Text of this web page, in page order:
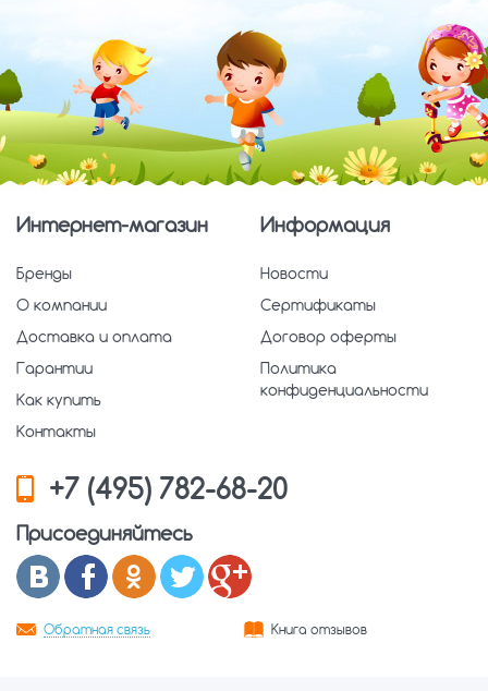
Интернет-магазин
Бренды
О компании
Доставка и оплата
Гарантии
Как купить
Контакты
Информация
Новости
Сертификаты
Договор оферты
Политика
конфиденциальности
+7 (495) 782-68-20
Присоединяйтесь
Обратная связь Книга отзывов